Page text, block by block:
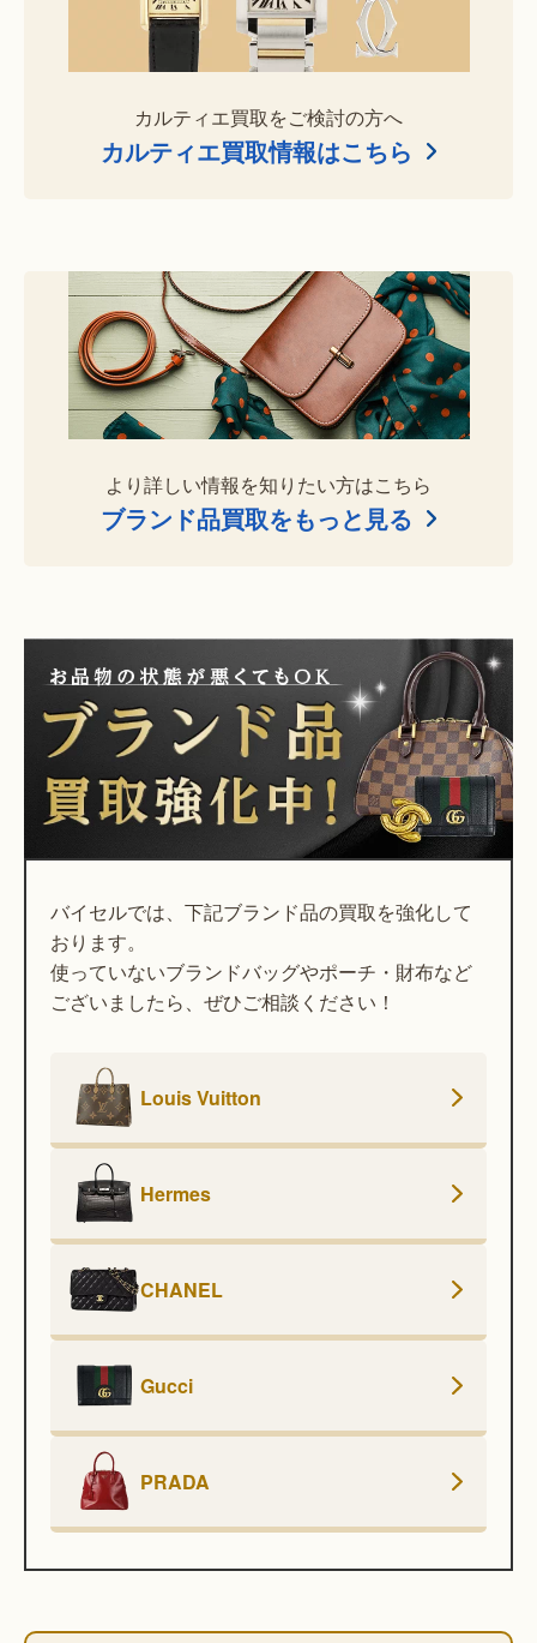
カルティエ買取をご検討の方へ
カルティエ買取情報はこちら
より詳しい情報を知りたい方はこちら
ブランド品買取をもっと見る
バイセルでは、下記ブランド品の買取を強化して
おります。
使っていないブランドバッグやポーチ・財布など
ございましたら、ぜひご相談ください！
Louis Vuitton
Hermes
CHANEL
Gucci
PRADA